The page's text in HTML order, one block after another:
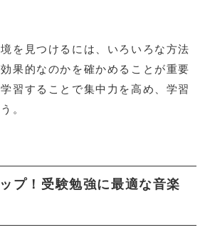
を見つけるには、いろいろな方法
果的なのかを確かめることが重要
習することで集中力を高め、学習
。
プ！受験勉強に最適な音楽